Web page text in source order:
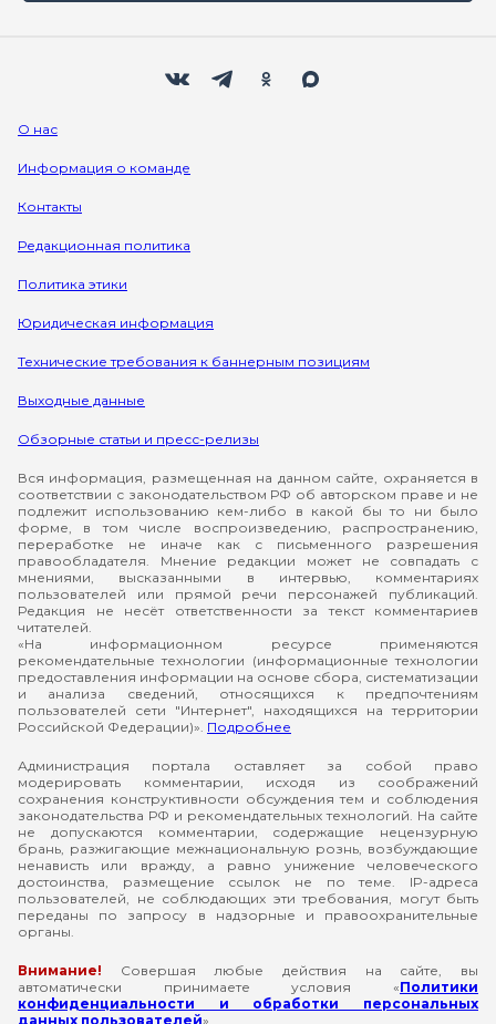
О нас
Информация о команде
Контакты
Редакционная политика
Политика этики
Юридическая информация
Технические требования к баннерным позициям
Выходные данные
Обзорные статьи и пресс-релизы
Вся информация, размещенная на данном сайте, охраняется в
соответствии с законодательством РФ об авторском праве и не
подлежит использованию кем-либо в какой бы то ни было
форме, в том числе воспроизведению, распространению,
переработке не иначе как с письменного разрешения
правообладателя. Мнение редакции может не совпадать с
мнениями, высказанными в интервью, комментариях
пользователей или прямой речи персонажей публикаций.
Редакция не несёт ответственности за текст комментариев
читателей.
«На информационном ресурсе применяются
рекомендательные технологии (информационные технологии
предоставления информации на основе сбора, систематизации
и анализа сведений, относящихся к предпочтениям
пользователей сети "Интернет", находящихся на территории
Российской Федерации)». Подробнее
Администрация портала оставляет за собой право
модерировать комментарии, исходя из соображений
сохранения конструктивности обсуждения тем и соблюдения
законодательства РФ и рекомендательных технологий. На сайте
не допускаются комментарии, содержащие нецензурную
брань, разжигающие межнациональную рознь, возбуждающие
ненависть или вражду, а равно унижение человеческого
достоинства, размещение ссылок не по теме. IP-адреса
пользователей, не соблюдающих эти требования, могут быть
переданы по запросу в надзорные и правоохранительные
органы.
Внимание! Совершая любые действия на сайте, вы
автоматически принимаете условия «Политики
конфиденциальности и обработки персональных
данных пользователей»